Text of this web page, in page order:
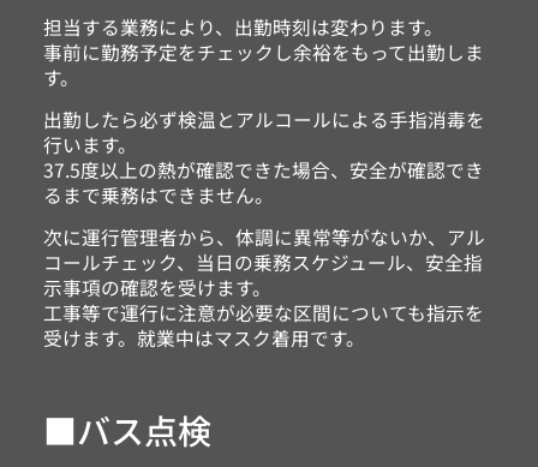
担当する業務により、出勤時刻は変わります。
事前に勤務予定をチェックし余裕をもって出勤しま
す。
出勤したら必ず検温とアルコールによる手指消毒を
行います。
37.5度以上の熱が確認できた場合、安全が確認でき
るまで乗務はできません。
次に運行管理者から、体調に異常等がないか、アル
コールチェック、当日の乗務スケジュール、安全指
示事項の確認を受けます。
工事等で運行に注意が必要な区間についても指示を
受けます。就業中はマスク着用です。
■バス点検